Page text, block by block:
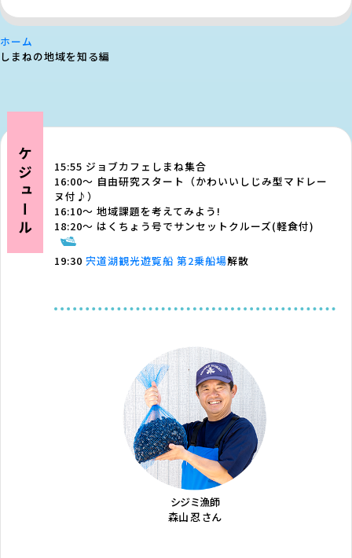
ホーム
しまねの地域を知る編
スケジュール 15:55 ジョブカフェしまね集合
16:00～ 自由研究スタート（かわいいしじみ型マドレー
ヌ付♪）
16:10～ 地域課題を考えてみよう!
18:20～ はくちょう号でサンセットクルーズ(軽食付)
19:30 宍道湖観光遊覧船 第2乗船場解散
シジミ漁師
森山 忍 さん